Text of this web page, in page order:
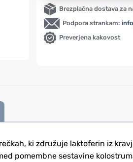
Brezplačna dostava za
Podpora strankam:
Preverjena kakovost
ki združuje laktoferin iz
pomembne sestavine